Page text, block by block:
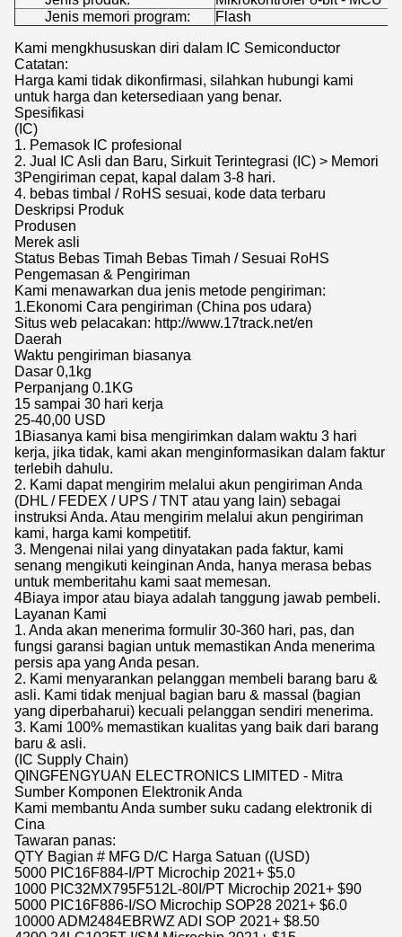
Jenis memori program:
Flash
Kami mengkhususkan diri dalam IC Semiconductor
Catatan:
Harga kami tidak dikonfirmasi, silahkan hubungi kami
untuk harga dan ketersediaan yang benar.
Spesifikasi
(IC)
1. Pemasok IC profesional
2. Jual IC Asli dan Baru, Sirkuit Terintegrasi (IC) > Memori
3Pengiriman cepat, kapal dalam 3-8 hari.
4. bebas timbal / RoHS sesuai, kode data terbaru
Deskripsi Produk
Produsen
Merek asli
Status Bebas Timah Bebas Timah / Sesuai RoHS
Pengemasan & Pengiriman
Kami menawarkan dua jenis metode pengiriman:
1.Ekonomi Cara pengiriman (China pos udara)
Situs web pelacakan: http://www.17track.net/en
Daerah
Waktu pengiriman biasanya
Dasar 0,1kg
Perpanjang 0.1KG
15 sampai 30 hari kerja
25-40,00 USD
1Biasanya kami bisa mengirimkan dalam waktu 3 hari
kerja, jika tidak, kami akan menginformasikan dalam faktur
terlebih dahulu.
2. Kami dapat mengirim melalui akun pengiriman Anda
(DHL / FEDEX / UPS / TNT atau yang lain) sebagai
instruksi Anda. Atau mengirim melalui akun pengiriman
kami, harga kami kompetitif.
3. Mengenai nilai yang dinyatakan pada faktur, kami
senang mengikuti keinginan Anda, hanya merasa bebas
untuk memberitahu kami saat memesan.
4Biaya impor atau biaya adalah tanggung jawab pembeli.
Layanan Kami
1. Anda akan menerima formulir 30-360 hari, pas, dan
fungsi garansi bagian untuk memastikan Anda menerima
persis apa yang Anda pesan.
2. Kami menyarankan pelanggan membeli barang baru &
asli. Kami tidak menjual bagian baru & massal (bagian
yang diperbaharui) kecuali pelanggan sendiri menerima.
3. Kami 100% memastikan kualitas yang baik dari barang
baru & asli.
(IC Supply Chain)
QINGFENGYUAN ELECTRONICS LIMITED - Mitra
Sumber Komponen Elektronik Anda
Kami membantu Anda sumber suku cadang elektronik di
Cina
Tawaran panas:
QTY Bagian # MFG D/C Harga Satuan ((USD)
5000 PIC16F884-I/PT Microchip 2021+ $5.0
1000 PIC32MX795F512L-80I/PT Microchip 2021+ $90
5000 PIC16F886-I/SO Microchip SOP28 2021+ $6.0
10000 ADM2484EBRWZ ADI SOP 2021+ $8.50